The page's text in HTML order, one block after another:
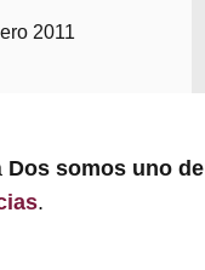
2011
Dos somos uno de
.